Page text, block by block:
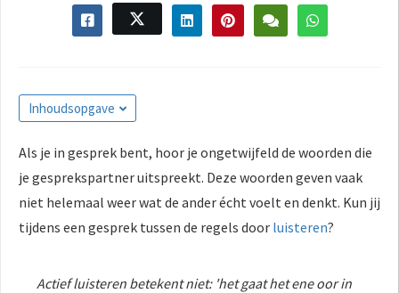
Inhoudsopgave
Als je in gesprek bent, hoor je ongetwijfeld de woorden die
je gesprekspartner uitspreekt. Deze woorden geven vaak
niet helemaal weer wat de ander écht voelt en denkt. Kun jij
tijdens een gesprek tussen de regels door luisteren?
Actief luisteren betekent niet: 'het gaat het ene oor in
te
over